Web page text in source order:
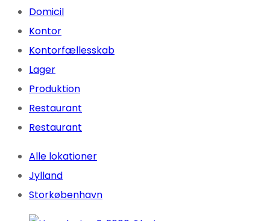
Domicil
Kontor
Kontorfællesskab
Lager
Produktion
Restaurant
Restaurant
Alle lokationer
Jylland
Storkøbenhavn